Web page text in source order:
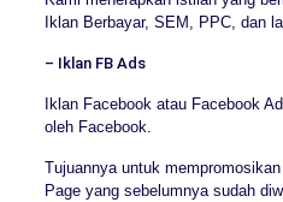
Iklan Berbayar, SEM, PPC, dan
– Iklan FB Ads
Iklan Facebook atau Facebook
oleh Facebook.
Tujuannya untuk
Page yang sebelumnya sudah